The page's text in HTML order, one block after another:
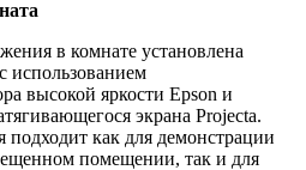
в комнате установлена
использованием
высокой яркости Epson и
экрана Projecta.
подходит как для демонстрации
помещении, так и для